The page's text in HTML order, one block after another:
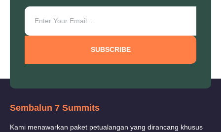
SUBSCRIBE
Sembalun 7 Summits
Kami menawarkan paket petualangan yang dirancang khusus